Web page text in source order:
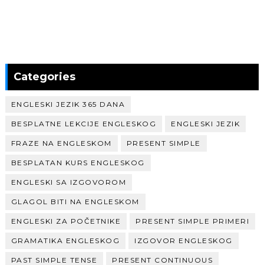
Categories
ENGLESKI JEZIK 365 DANA
BESPLATNE LEKCIJE ENGLESKOG ENGLESKI JEZIK
FRAZE NA ENGLESKOM PRESENT SIMPLE
BESPLATAN KURS ENGLESKOG
ENGLESKI SA IZGOVOROM
GLAGOL BITI NA ENGLESKOM
ENGLESKI ZA POČETNIKE PRESENT SIMPLE PRIMERI
GRAMATIKA ENGLESKOG IZGOVOR ENGLESKOG
PAST SIMPLE TENSE PRESENT CONTINUOUS